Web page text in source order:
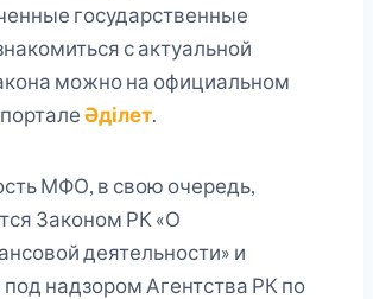
государственные
с актуальной
можно на официальном
Әділет.
МФО, в свою очередь,
Законом РК «О
деятельности» и
под надзором Агентства РК по